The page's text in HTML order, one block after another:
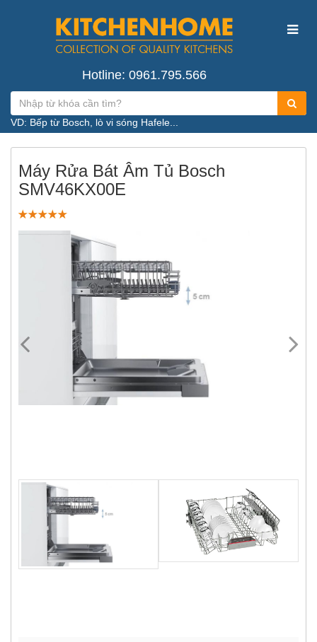
Hotline: 0961.795.566
VD: Bếp từ Bosch, lò vi sóng Hafele...
Máy Rửa Bát Âm Tủ Bosch
SMV46KX00E